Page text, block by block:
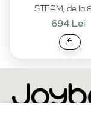
STEAM, de la
694 Lei